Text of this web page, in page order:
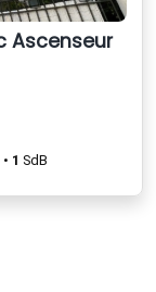
Ascenseur +
1 SdB